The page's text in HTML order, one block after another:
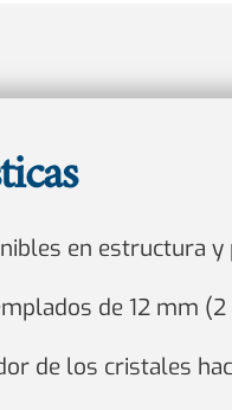
en estructura y
de 12 mm
de los cristales